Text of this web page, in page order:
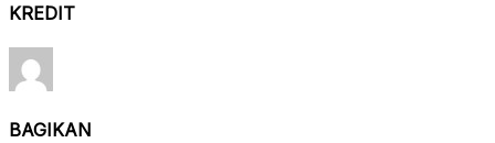
KREDIT
BAGIKAN